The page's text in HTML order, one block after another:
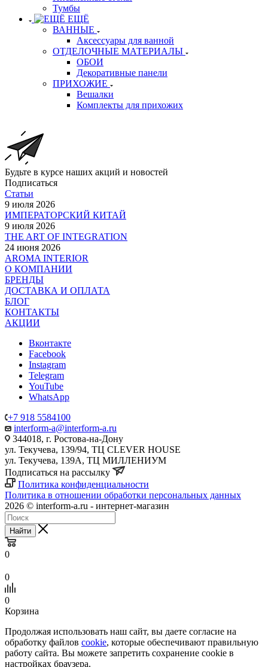
Тумбы
ЕЩЁ
ВАННЫЕ
Аксессуары для ванной
ОТДЕЛОЧНЫЕ МАТЕРИАЛЫ
ОБОИ
Декоративные панели
ПРИХОЖИЕ
Вешалки
Комплекты для прихожих
Будьте в курсе наших акций и новостей
Подписаться
Статьи
9 июля 2026
ИМПЕРАТОРСКИЙ КИТАЙ
9 июля 2026
THE ART OF INTEGRATION
24 июня 2026
AROMA INTERIOR
О КОМПАНИИ
БРЕНДЫ
ДОСТАВКА И ОПЛАТА
БЛОГ
КОНТАКТЫ
АКЦИИ
Вконтакте
Facebook
Instagram
Telegram
YouTube
WhatsApp
+7 918 5584100
interform-a@interform-a.ru
344018, г. Ростова-на-Дону
ул. Текучева, 139/94, ТЦ CLEVER HOUSE
ул. Текучева, 139А, ТЦ МИЛЛЕНИУМ
Подписаться на рассылку
Политика конфиденциальности
Политика в отношении обработки персональных данных
2026 © interform-a.ru - интернет-магазин
Найти
0
0
0
Корзина
Продолжая использовать наш сайт, вы даете согласие на
обработку файлов cookie, которые обеспечивают правильную
работу сайта. Вы можете запретить сохранение cookie в
настройках браузера.